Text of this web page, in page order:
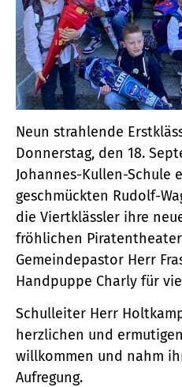
Neun strahlende
Donnerstag, den 18.
Johannes-Kullen-Schule
geschmückten Rudolf-
die Viertklässler ihre
fröhlichen
Gemeindepastor Herr
Handpuppe Charly für
Schulleiter Herr
herzlichen und
willkommen und nahm
Aufregung.